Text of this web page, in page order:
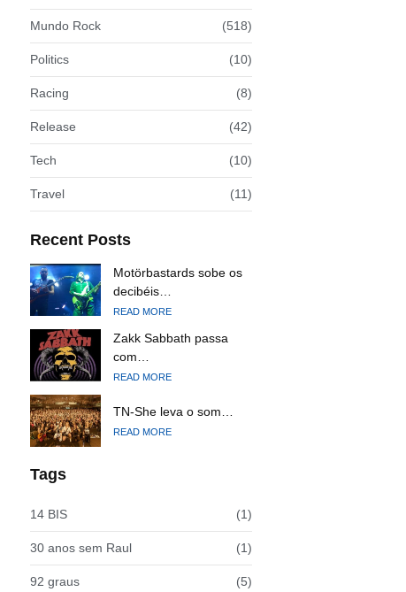
Mundo Rock (518)
Politics (10)
Racing (8)
Release (42)
Tech (10)
Travel (11)
Recent Posts
Motörbastards sobe os
decibéis…
READ MORE
Zakk Sabbath passa
com…
READ MORE
TN-She leva o som…
READ MORE
Tags
14 BIS (1)
30 anos sem Raul (1)
92 graus (5)